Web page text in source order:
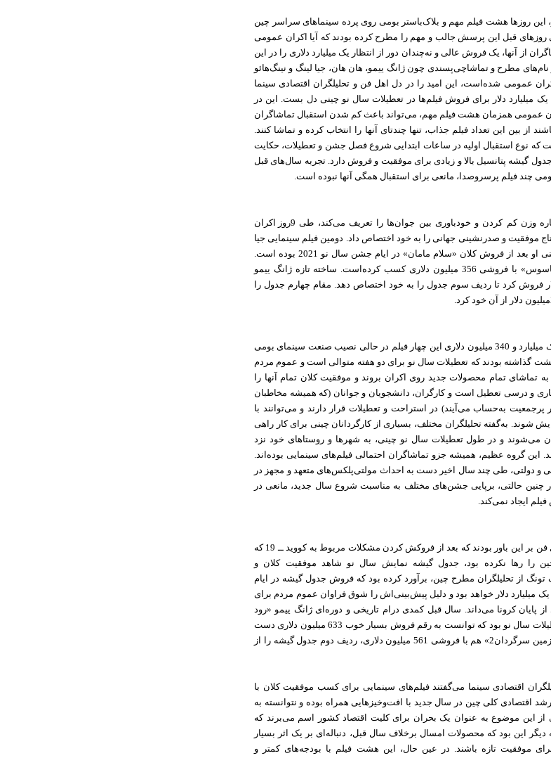
این روزها هشت فیلم مهم و بلاک‌باستر بومی ‌روی پرده سینماهای سراسر چین
روزهای قبل این پرسش جالب و مهم را مطرح کرده بودند که آیا اکران عمومی
از آنها، یک فروش عالی و نه‌چندان دور از انتظار یک میلیارد دلاری را در این
نام‌های مطرح و تماشاچی‌پسندی چون ژانگ ییمو،‌ هان ‌هان، جیا لینگ و نینگ‌هائو
عمومی‌ شده‌است، این امید را در دل اهل فن و تحلیلگران اقتصادی سینما
میلیارد دلار برای فروش فیلم‌ها در تعطیلات سال نو چینی دل بست. این در
عمومی ‌همزمان هشت فیلم مهم، می‌تواند باعث کم شدن استقبال تماشاگران
از بین این تعداد فیلم جذاب، تنها چندتای آنها را انتخاب کرده و تماشا کنند.
که نوع استقبال اولیه در ساعات ابتدایی شروع فصل جشن و تعطیلات، حکایت
گیشه پتانسیل بالا و زیادی برای موفقیت و فروش دارد. تجربه سال‌های قبل
چند فیلم پرسروصدا، مانعی برای استقبال همگی آنها نبوده است.
کمدی درام «یولو» که داستانی درباره وزن کم کردن و خودباوری بین جوان‌ها را تعریف می‌کند، طی 9روز اکران
میلیون دلاری تاج موفقیت و صدرنشینی جهانی را به خود اختصاص داد. دومین فیلم سینمایی جیا
لینگ، ادامه‌ای بر موفقیت سال نو چینی او بعد از فروش کلان «سلام مامان» در ایام جشن سال نو 2021 بوده است.
ردیف دوم جدول را قسمت دوم «پگاسوس» با فروشی 356 میلیون دلاری کسب کرده‌است. ساخته تازه ژانگ ییمو
20» هم 209 میلیون دلار فروش کرد تا ردیف سوم جدول را به خود اختصاص دهد. مقام چهارم جدول را
موفقیت کلی و دور از انتظار 9روزه یک میلیارد و 340 میلیون دلاری این چهار فیلم در حالی نصیب صنعت سینمای بومی‌
گذاشته بودند که تعطیلات سال نو برای دو هفته متوالی است و عموم مردم
تا به تماشای تمام محصولات جدید روی اکران بروند و موفقیت کلان تمام آنها را
کاری و درسی تعطیل است و کارگران، دانشجویان و جوانان (که همیشه مخاطبان
به‌حساب می‌آیند) در استراحت و تعطیلات قرار دارند و می‌توانند با
شوند. به‌گفته تحلیلگران مختلف، بسیاری از کارگردانان چینی برای کار راهی
می‌شوند و در طول تعطیلات سال نو چینی، به شهرها و روستاهای خود نزد
این گروه عظیم، همیشه جزو تماشاگران احتمالی فیلم‌های سینمایی بوده‌اند.
و دولتی، طی چند سال اخیر دست به احداث مولتی‌پلکس‌های متعهد و مجهز در
چنین حالتی، برپایی جشن‌های مختلف به مناسبت شروع سال جدید، مانعی در
ایجاد نمی‌کند.
تا قبل از شروع تعطیلات سال نو، اهل فن بر این باور بودند که بعد از فروکش کردن مشکلات مربوط به کووید ــ 19 که
را رها نکرده بود، جدول گیشه نمایش سال نو شاهد موفقیت کلان و
تونگ از تحلیلگران مطرح چین، برآورد کرده بود که فروش جدول گیشه در ایام
975 میلیون دلار تا یک میلیارد دلار خواهد بود و دلیل پیش‌بینی‌اش را شوق فراوان عموم مردم برای
پایان کرونا می‌داند. سال قبل کمدی درام تاریخی و دوره‌ای ژانگ ییمو «رود
کامل سرخ» مطرح‌ترین فیلم ایام تعطیلات سال نو بود که توانست به رقم فروش بسیار خوب 633 میلیون دلاری دست
پیدا کند. بلاک باستر علمی‌ ــ تخیلی «زمین سرگردان2» هم با فروشی 561 میلیون دلاری، ردیف دوم جدول گیشه را از
اقتصادی سینما می‌گفتند فیلم‌های سینمایی برای کسب موفقیت کلان با
اقتصادی کلی چین در سال جدید با افت‌و‌خیزهایی همراه بوده و نتوانسته به
از این موضوع به عنوان یک بحران برای کلیت اقتصاد کشور اسم می‌برند که
دیگر این بود که محصولات امسال برخلاف سال قبل، دنباله‌ای بر یک اثر بسیار
برای موفقیت تازه باشند. در عین حال، این هشت فیلم با بودجه‌های کمتر و